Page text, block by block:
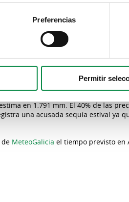
Preferencias
Permitir
muy matizado por su localización en
fundamentalmente en los
climático oceánico hiperhúmedo.
Los inviernos son moderados, con
media de julio, el mes más cálido,
en 1.791 mm. El 40% de las
una acusada sequía estival ya
MeteoGalicia el tiempo previsto en